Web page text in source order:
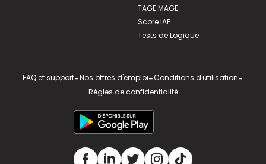
TAGE MAGE
Score IAE
Tests de Logique
FAQ et support-Nos offres d'emploi-Conditions d'utilisation-
Règles de confidentialité